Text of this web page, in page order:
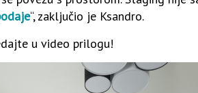
“, zaključio je Ksandro.
u video prilogu!